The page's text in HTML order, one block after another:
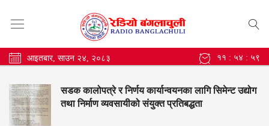
आइतबार, साउन २४, २०८३ ११ : ५५ : ००
सडक कालोपत्रे र निर्णय कार्यान्वयनका लागि सिमेन्ट उद्योग
तथा निर्माण व्यवसायीको संयुक्त प्रतिबद्धता